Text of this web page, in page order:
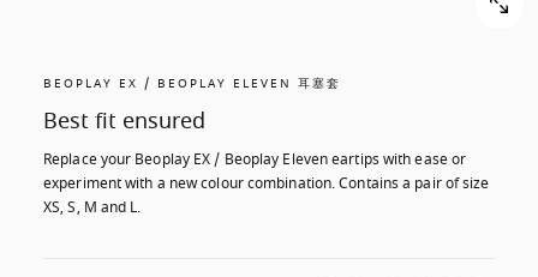
BEOPLAY EX / BEOPLAY ELEVEN 耳塞套
Best fit ensured
Replace your Beoplay EX / Beoplay Eleven eartips with ease or
experiment with a new colour combination. Contains a pair of size
XS, S, M and L.